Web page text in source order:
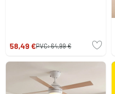
58,49 €PVC:64,99 €